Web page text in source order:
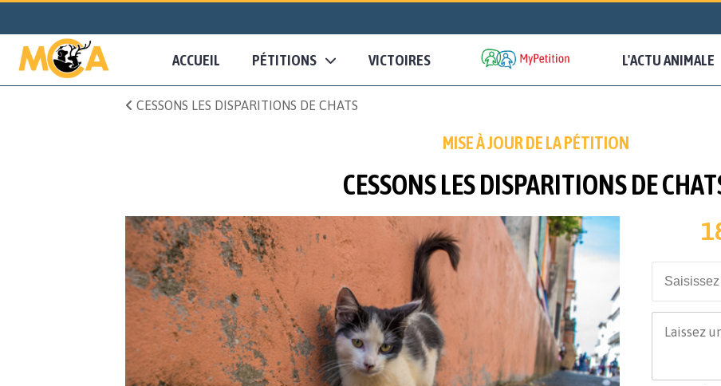
ACCUEIL PÉTITIONS VICTOIRES L'ACTU ANIMALE
CESSONS LES DISPARITIONS DE CHATS
MISE À JOUR DE LA PÉTITION
CESSONS LES DISPARITIONS DE